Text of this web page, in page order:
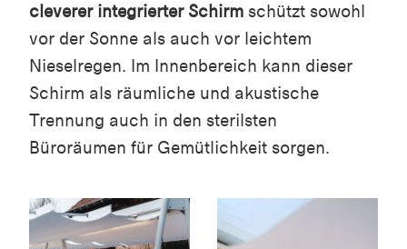
cleverer integrierter Schirm schützt sowohl
vor der Sonne als auch vor leichtem
Nieselregen. Im Innenbereich kann dieser
Schirm als räumliche und akustische
Trennung auch in den sterilsten
Büroräumen für Gemütlichkeit sorgen.